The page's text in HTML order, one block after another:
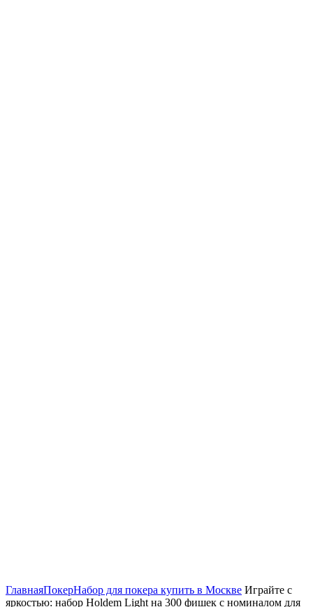
ГлавнаяПокерНабор для покера купить в Москве Играйте с
яркостью: набор Holdem Light на 300 фишек с номиналом для